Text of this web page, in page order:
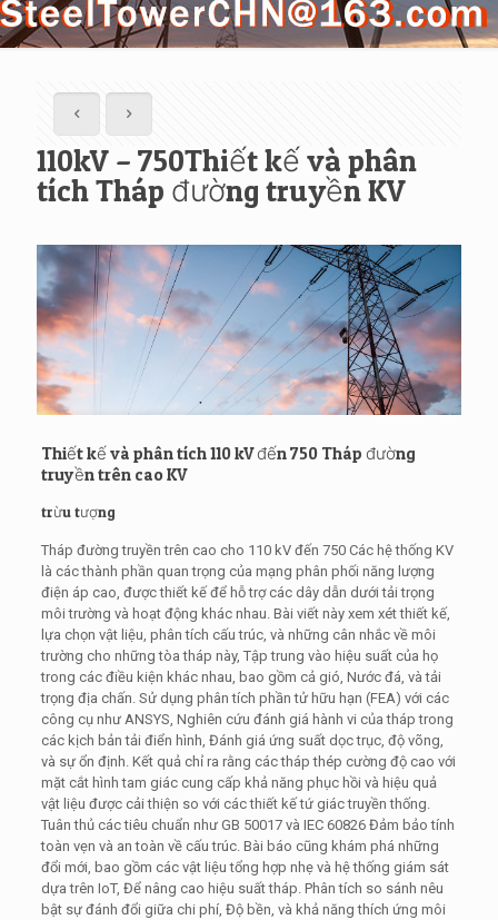
110kV – 750Thiết kế và phân
tích Tháp đường truyền KV
Thiết kế và phân tích 110 kV đến 750 Tháp đường
truyền trên cao KV
trừu tượng
Tháp đường truyền trên cao cho 110 kV đến 750 Các hệ thống KV
là các thành phần quan trọng của mạng phân phối năng lượng
điện áp cao, được thiết kế để hỗ trợ các dây dẫn dưới tải trọng
môi trường và hoạt động khác nhau. Bài viết này xem xét thiết kế,
lựa chọn vật liệu, phân tích cấu trúc, và những cân nhắc về môi
trường cho những tòa tháp này, Tập trung vào hiệu suất của họ
trong các điều kiện khác nhau, bao gồm cả gió, Nước đá, và tải
trọng địa chấn. Sử dụng phân tích phần tử hữu hạn (FEA) với các
công cụ như ANSYS, Nghiên cứu đánh giá hành vi của tháp trong
các kịch bản tải điển hình, Đánh giá ứng suất dọc trục, độ võng,
và sự ổn định. Kết quả chỉ ra rằng các tháp thép cường độ cao với
mặt cắt hình tam giác cung cấp khả năng phục hồi và hiệu quả
vật liệu được cải thiện so với các thiết kế tứ giác truyền thống.
Tuân thủ các tiêu chuẩn như GB 50017 và IEC 60826 Đảm bảo tính
toàn vẹn và an toàn về cấu trúc. Bài báo cũng khám phá những
đổi mới, bao gồm các vật liệu tổng hợp nhẹ và hệ thống giám sát
dựa trên IoT, Để nâng cao hiệu suất tháp. Phân tích so sánh nêu
bật sự đánh đổi giữa chi phí, Độ bền, và khả năng thích ứng môi